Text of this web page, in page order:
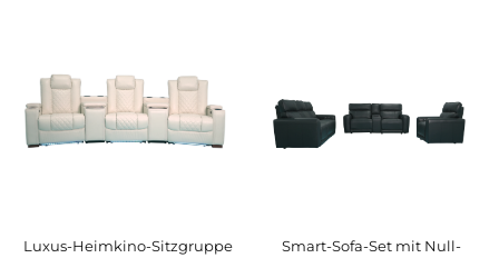
Luxus-Heimkino-Sitzgruppe
Smart-Sofa-Set mit Null-